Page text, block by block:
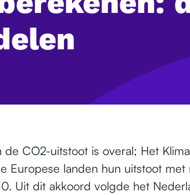
CO2-uitstoot is overal; Het
Europese landen hun uitstoot
Uit dit akkoord volgde het